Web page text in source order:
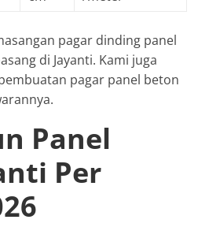
pagar dinding panel
di Jayanti. Kami juga
pagar panel beton
Panel
Per